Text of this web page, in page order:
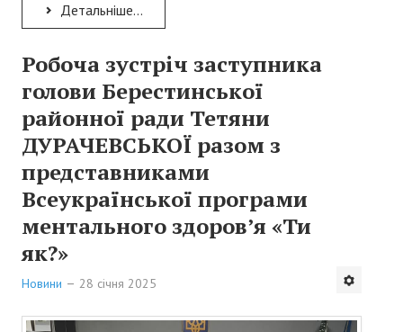
Детальніше...
Робоча зустріч заступника
голови Берестинської
районної ради Тетяни
ДУРАЧЕВСЬКОЇ разом з
представниками
Всеукраїнської програми
ментального здоров’я «Ти
як?»
Новини 28 січня 2025